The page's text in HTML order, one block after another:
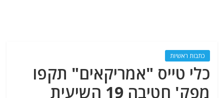
כתבות ראשיות
כלי טייס "אמריקאים" תקפו
מפק' חטיבה 19 השיעית